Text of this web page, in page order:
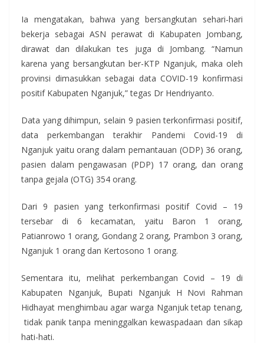
Ia mengatakan, bahwa yang bersangkutan sehari-hari
bekerja sebagai ASN perawat di Kabupaten Jombang,
dirawat dan dilakukan tes juga di Jombang. “Namun
karena yang bersangkutan ber-KTP Nganjuk, maka oleh
provinsi dimasukkan sebagai data COVID-19 konfirmasi
positif Kabupaten Nganjuk,” tegas Dr Hendriyanto.
Data yang dihimpun, selain 9 pasien terkonfirmasi positif,
data perkembangan terakhir Pandemi Covid-19 di
Nganjuk yaitu orang dalam pemantauan (ODP) 36 orang,
pasien dalam pengawasan (PDP) 17 orang, dan orang
tanpa gejala (OTG) 354 orang.
Dari 9 pasien yang terkonfirmasi positif Covid – 19
tersebar di 6 kecamatan, yaitu Baron 1 orang,
Patianrowo 1 orang, Gondang 2 orang, Prambon 3 orang,
Nganjuk 1 orang dan Kertosono 1 orang.
Sementara itu, melihat perkembangan Covid – 19 di
Kabupaten Nganjuk, Bupati Nganjuk H Novi Rahman
Hidhayat menghimbau agar warga Nganjuk tetap tenang,
tidak panik tanpa meninggalkan kewaspadaan dan sikap
hati-hati.